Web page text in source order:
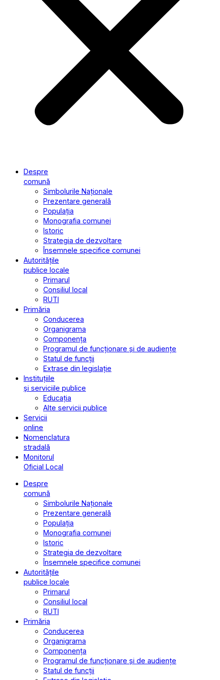
Despre
comună
Simbolurile Naționale
Prezentare generală
Populația
Monografia comunei
Istoric
Strategia de dezvoltare
Însemnele specifice comunei
Autoritățile
publice locale
Primarul
Consiliul local
RUTI
Primăria
Conducerea
Organigrama
Componența
Programul de funcționare și de audiențe
Statul de funcții
Extrase din legislație
Instituțiile
și serviciile publice
Educația
Alte servicii publice
Servicii
online
Nomenclatura
stradală
Monitorul
Oficial Local
Despre
comună
Simbolurile Naționale
Prezentare generală
Populația
Monografia comunei
Istoric
Strategia de dezvoltare
Însemnele specifice comunei
Autoritățile
publice locale
Primarul
Consiliul local
RUTI
Primăria
Conducerea
Organigrama
Componența
Programul de funcționare și de audiențe
Statul de funcții